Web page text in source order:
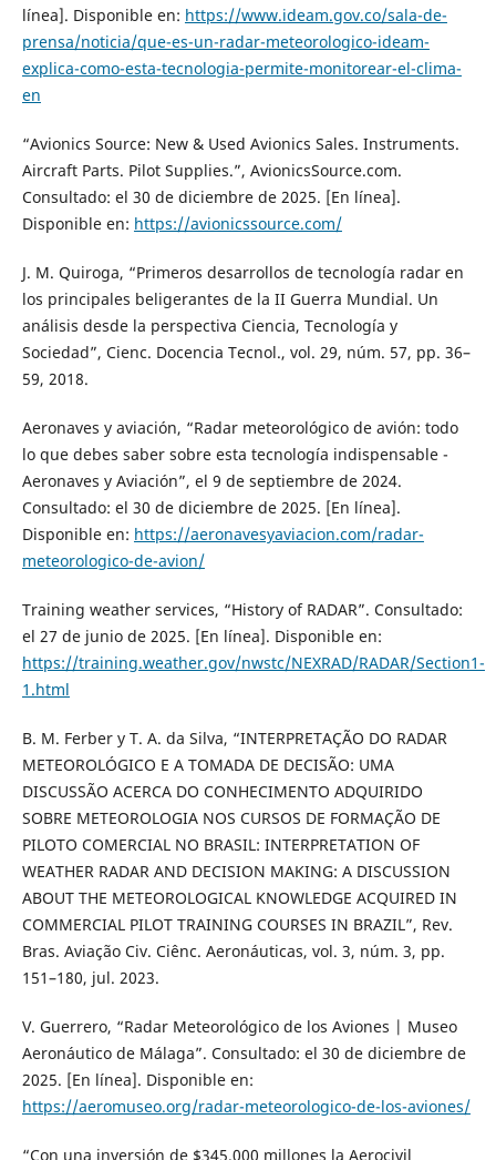
línea]. Disponible en: https://www.ideam.gov.co/sala-de-
prensa/noticia/que-es-un-radar-meteorologico-ideam-
explica-como-esta-tecnologia-permite-monitorear-el-clima-
en
“Avionics Source: New & Used Avionics Sales. Instruments.
Aircraft Parts. Pilot Supplies.”, AvionicsSource.com.
Consultado: el 30 de diciembre de 2025. [En línea].
Disponible en: https://avionicssource.com/
J. M. Quiroga, “Primeros desarrollos de tecnología radar en
los principales beligerantes de la II Guerra Mundial. Un
análisis desde la perspectiva Ciencia, Tecnología y
Sociedad”, Cienc. Docencia Tecnol., vol. 29, núm. 57, pp. 36–
59, 2018.
Aeronaves y aviación, “Radar meteorológico de avión: todo
lo que debes saber sobre esta tecnología indispensable -
Aeronaves y Aviación”, el 9 de septiembre de 2024.
Consultado: el 30 de diciembre de 2025. [En línea].
Disponible en: https://aeronavesyaviacion.com/radar-
meteorologico-de-avion/
Training weather services, “History of RADAR”. Consultado:
el 27 de junio de 2025. [En línea]. Disponible en:
https://training.weather.gov/nwstc/NEXRAD/RADAR/Section1-
1.html
B. M. Ferber y T. A. da Silva, “INTERPRETAÇÃO DO RADAR
METEOROLÓGICO E A TOMADA DE DECISÃO: UMA
DISCUSSÃO ACERCA DO CONHECIMENTO ADQUIRIDO
SOBRE METEOROLOGIA NOS CURSOS DE FORMAÇÃO DE
PILOTO COMERCIAL NO BRASIL: INTERPRETATION OF
WEATHER RADAR AND DECISION MAKING: A DISCUSSION
ABOUT THE METEOROLOGICAL KNOWLEDGE ACQUIRED IN
COMMERCIAL PILOT TRAINING COURSES IN BRAZIL”, Rev.
Bras. Aviação Civ. Ciênc. Aeronáuticas, vol. 3, núm. 3, pp.
151–180, jul. 2023.
V. Guerrero, “Radar Meteorológico de los Aviones | Museo
Aeronáutico de Málaga”. Consultado: el 30 de diciembre de
2025. [En línea]. Disponible en:
https://aeromuseo.org/radar-meteorologico-de-los-aviones/
“Con una inversión de $345.000 millones la Aerocivil